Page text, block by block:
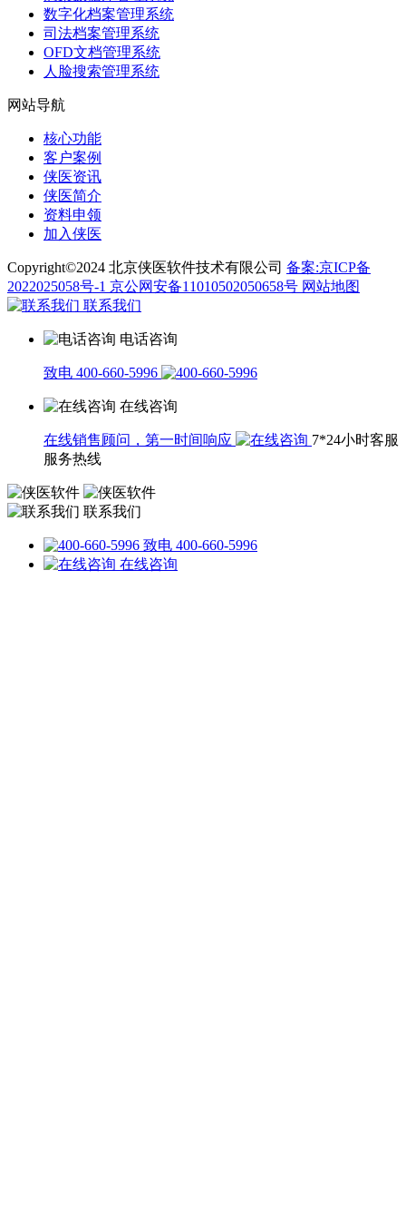
数字化档案管理系统
司法档案管理系统
OFD文档管理系统
人脸搜索管理系统
网站导航
核心功能
客户案例
侠医资讯
侠医简介
资料申领
加入侠医
Copyright©2024 北京侠医软件技术有限公司 备案:京ICP备
2022025058号-1 京公网安备11010502050658号 网站地图
联系我们
电话咨询
致电 400-660-5996
在线咨询
在线销售顾问，第一时间响应
7*24小时客服
服务热线
联系我们
致电 400-660-5996
在线咨询